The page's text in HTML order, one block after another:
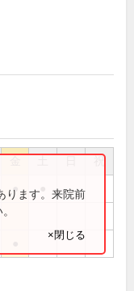
祝
●
ります。来院前
×閉じる